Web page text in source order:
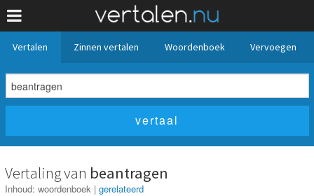
Vertalen Zinnen vertalen Woordenboek Vervoegen
Vertaling van beantragen
Inhoud: woordenboek | gerelateerd